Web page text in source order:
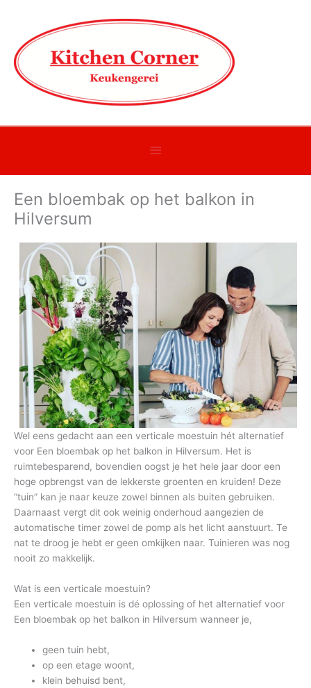
balk
Een bloembak op het balkon in
Hilversum
Wel eens gedacht aan een verticale moestuin hét alternatief
voor Een bloembak op het balkon in Hilversum. Het is
ruimtebesparend, bovendien oogst je het hele jaar door een
hoge opbrengst van de lekkerste groenten en kruiden! Deze
“tuin” kan je naar keuze zowel binnen als buiten gebruiken.
Daarnaast vergt dit ook weinig onderhoud aangezien de
automatische timer zowel de pomp als het licht aanstuurt. Te
nat te droog je hebt er geen omkijken naar. Tuinieren was nog
nooit zo makkelijk.
Wat is een verticale moestuin?
Een verticale moestuin is dé oplossing of het alternatief voor
Een bloembak op het balkon in Hilversum wanneer je,
geen tuin hebt,
op een etage woont,
klein behuisd bent,